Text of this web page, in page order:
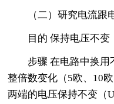
（二）研究电流跟
目的 保持电压不变
步骤 在电路中换
整倍数变化（5欧、10
两端的电压保持不变（